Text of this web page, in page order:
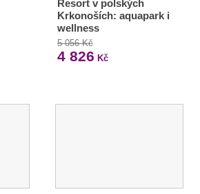
Resort v polských
Krkonoších: aquapark i
wellness
5 056 Kč
4 826 Kč